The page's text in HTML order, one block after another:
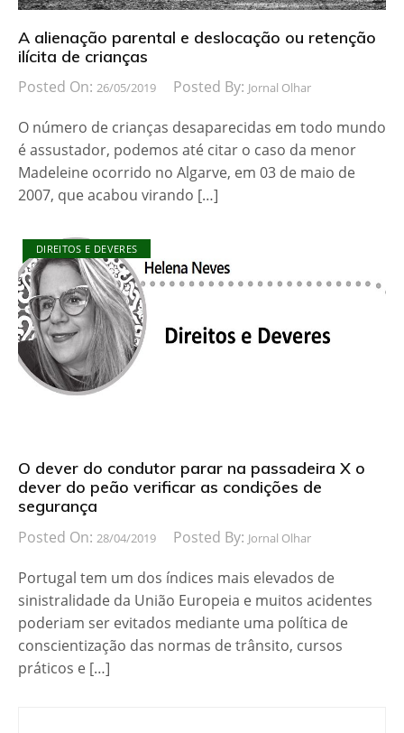
A alienação parental e deslocação ou retenção
ilícita de crianças
Posted On: 26/05/2019 Posted By: Jornal Olhar
O número de crianças desaparecidas em todo mundo
é assustador, podemos até citar o caso da menor
Madeleine ocorrido no Algarve, em 03 de maio de
2007, que acabou virando […]
DIREITOS E DEVERES
O dever do condutor parar na passadeira X o
dever do peão verificar as condições de
segurança
Posted On: 28/04/2019 Posted By: Jornal Olhar
Portugal tem um dos índices mais elevados de
sinistralidade da União Europeia e muitos acidentes
poderiam ser evitados mediante uma política de
conscientização das normas de trânsito, cursos
práticos e […]